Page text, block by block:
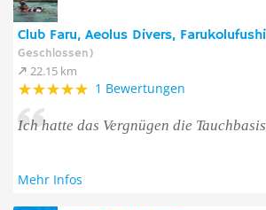
Club Faru, Aeolus Divers, Farukolufushi
Geschlossen)
22.15 km
1 Bewertungen
Ich hatte das Vergnügen die
Mehr Infos